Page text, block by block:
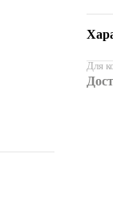
Для